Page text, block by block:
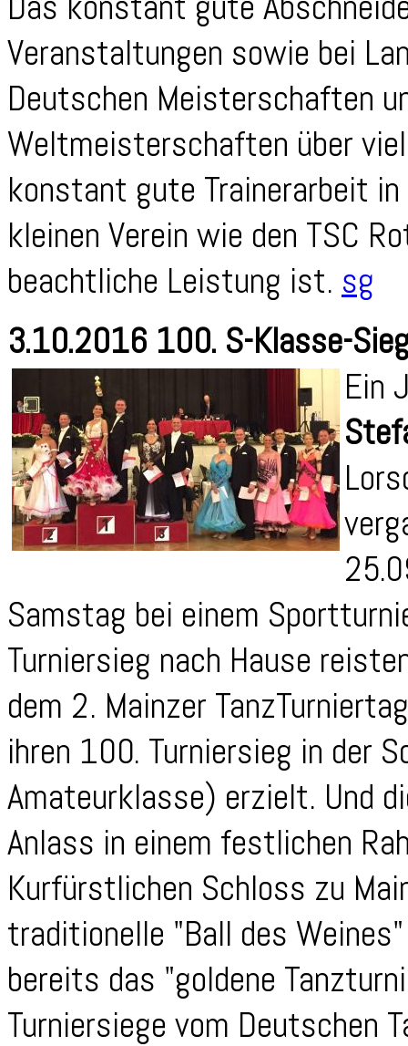
Veranstaltungen sowie bei
Deutschen Meisterschaften
Weltmeisterschaften über
konstant gute Trainerarbeit
kleinen Verein wie den TSC
beachtliche Leistung ist. sg
3.10.2016 100. S-Klasse-
Ein
Samstag bei einem
Turniersieg nach Hause
dem 2. Mainzer
ihren 100. Turniersieg in der
Amateurklasse) erzielt. Und
Anlass in einem festlichen
Kurfürstlichen Schloss zu
traditionelle "Ball des
bereits das "goldene
Turniersiege vom Deutschen